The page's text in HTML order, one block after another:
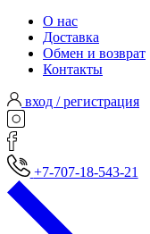
О нас
Доставка
Обмен и возврат
Контакты
вход / регистрация
+7-707-18-543-21